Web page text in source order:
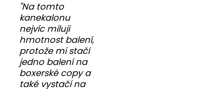
"Na tomto
kanekalonu
nejvíc miluji
hmotnost balení,
protože mi stačí
jedno balení na
boxerské copy a
také vystačí na